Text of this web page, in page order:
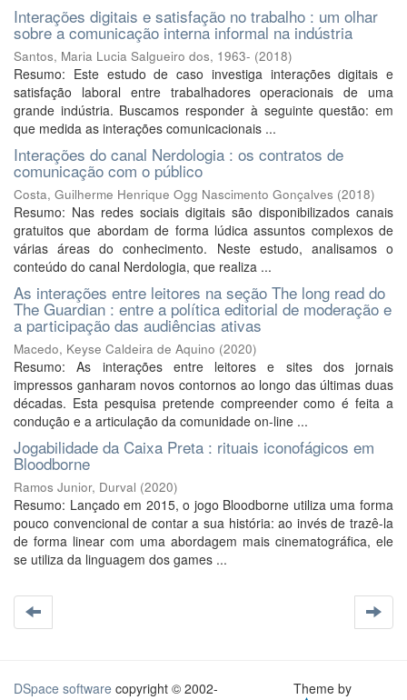
Interações digitais e satisfação no trabalho : um olhar
sobre a comunicação interna informal na indústria
Santos, Maria Lucia Salgueiro dos, 1963- (2018)
Resumo: Este estudo de caso investiga interações digitais e
satisfação laboral entre trabalhadores operacionais de uma
grande indústria. Buscamos responder à seguinte questão: em
que medida as interações comunicacionais ...
Interações do canal Nerdologia : os contratos de
comunicação com o público
Costa, Guilherme Henrique Ogg Nascimento Gonçalves (2018)
Resumo: Nas redes sociais digitais são disponibilizados canais
gratuitos que abordam de forma lúdica assuntos complexos de
várias áreas do conhecimento. Neste estudo, analisamos o
conteúdo do canal Nerdologia, que realiza ...
As interações entre leitores na seção The long read do
The Guardian : entre a política editorial de moderação e
a participação das audiências ativas
Macedo, Keyse Caldeira de Aquino (2020)
Resumo: As interações entre leitores e sites dos jornais
impressos ganharam novos contornos ao longo das últimas duas
décadas. Esta pesquisa pretende compreender como é feita a
condução e a articulação da comunidade on-line ...
Jogabilidade da Caixa Preta : rituais iconofágicos em
Bloodborne
Ramos Junior, Durval (2020)
Resumo: Lançado em 2015, o jogo Bloodborne utiliza uma forma
pouco convencional de contar a sua história: ao invés de trazê-la
de forma linear com uma abordagem mais cinematográfica, ele
se utiliza da linguagem dos games ...
DSpace software copyright © 2002-
Theme by